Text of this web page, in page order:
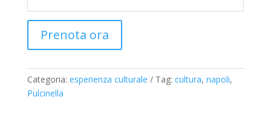
Prenota ora
Categoria: esperienza culturale Tag: cultura, napoli,
Pulcinella